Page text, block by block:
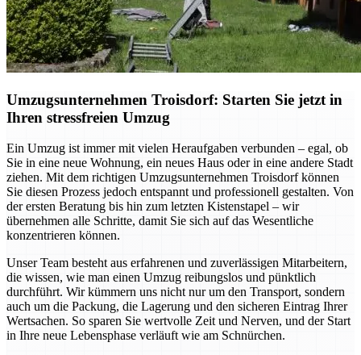
Umzugsunternehmen Troisdorf: Starten Sie jetzt in
Ihren stressfreien Umzug
Ein Umzug ist immer mit vielen Heraufgaben verbunden – egal, ob
Sie in eine neue Wohnung, ein neues Haus oder in eine andere Stadt
ziehen. Mit dem richtigen Umzugsunternehmen Troisdorf können
Sie diesen Prozess jedoch entspannt und professionell gestalten. Von
der ersten Beratung bis hin zum letzten Kistenstapel – wir
übernehmen alle Schritte, damit Sie sich auf das Wesentliche
konzentrieren können.
Unser Team besteht aus erfahrenen und zuverlässigen Mitarbeitern,
die wissen, wie man einen Umzug reibungslos und pünktlich
durchführt. Wir kümmern uns nicht nur um den Transport, sondern
auch um die Packung, die Lagerung und den sicheren Eintrag Ihrer
Wertsachen. So sparen Sie wertvolle Zeit und Nerven, und der Start
in Ihre neue Lebensphase verläuft wie am Schnürchen.